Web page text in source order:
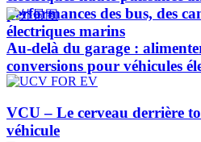
performances des bus, des
électriques marins
Au-delà du garage :
conversions pour véhicules
VCU – Le cerveau derrière
véhicule